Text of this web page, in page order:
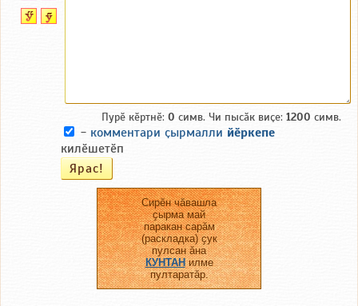
Пурӗ кӗртнӗ: 0 симв. Чи пысӑк виҫе: 1200 симв.
- комментари ҫырмалли йӗркепе
килӗшетӗп
Сирӗн чӑвашла
ҫырма май
паракан сарӑм
(раскладка) ҫук
пулсан ӑна
КУНТАНилме
пултаратӑр.